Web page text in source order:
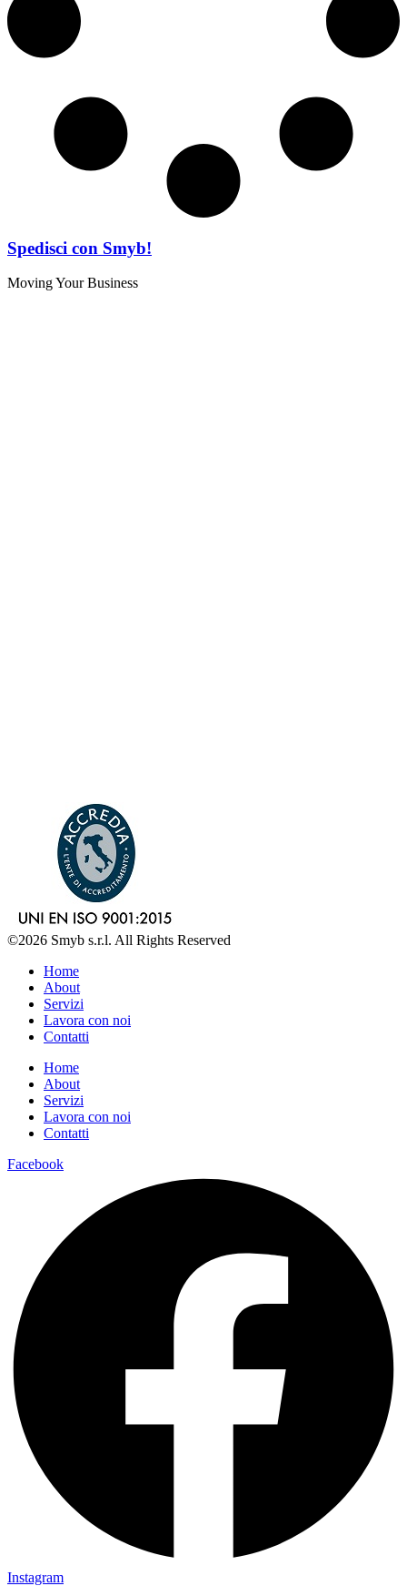
Spedisci con Smyb!
Moving Your Business
©2026 Smyb s.r.l. All Rights Reserved
Home
About
Servizi
Lavora con noi
Contatti
Home
About
Servizi
Lavora con noi
Contatti
Facebook
Instagram